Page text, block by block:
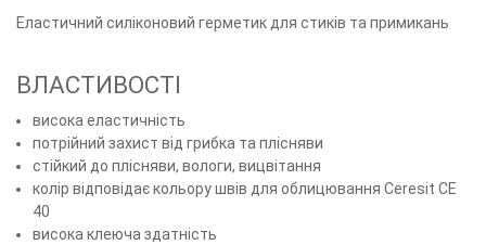
Еластичний силіконовий герметик для стиків та примикань
ВЛАСТИВОСТІ
висока еластичність
потрійний захист від грибка та плісняви
стійкий до плісняви, вологи, вицвітання
колір відповідає кольору швів для облицювання Ceresit CE
40
висока клеюча здатність